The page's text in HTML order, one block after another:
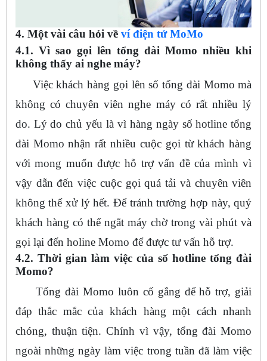
4. Một vài câu hỏi về ví điện tử MoMo
4.1. Vì sao gọi lên tổng đài Momo nhiều khi
không thấy ai nghe máy?
Việc khách hàng gọi lên số tổng đài Momo mà
không có chuyên viên nghe máy có rất nhiều lý
do. Lý do chủ yếu là vì hàng ngày số hotline tổng
đài Momo nhận rất nhiều cuộc gọi từ khách hàng
với mong muốn được hỗ trợ vấn đề của mình vì
vậy dẫn đến việc cuộc gọi quá tải và chuyên viên
không thể xử lý hết. Để tránh trường hợp này, quý
khách hàng có thể ngắt máy chờ trong vài phút và
gọi lại đến holine Momo để được tư vấn hỗ trợ.
4.2. Thời gian làm việc của số hotline tổng đài
Momo?
Tổng đài Momo luôn cố gắng để hỗ trợ, giải
đáp thắc mắc của khách hàng một cách nhanh
chóng, thuận tiện. Chính vì vậy, tổng đài Momo
ngoài những ngày làm việc trong tuần đã làm việc